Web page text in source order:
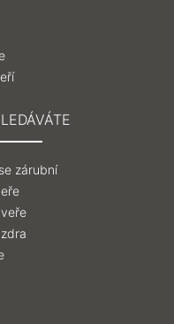
zárubní